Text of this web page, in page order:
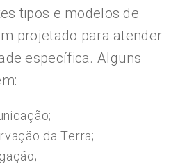
tipos e modelos de
projetado para atender
específica. Alguns
da Terra;